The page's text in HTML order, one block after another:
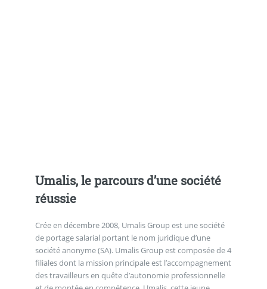
Umalis, le parcours d’une société
réussie
Crée en décembre 2008, Umalis Group est une société
de portage salarial portant le nom juridique d’une
société anonyme (SA). Umalis Group est composée de 4
filiales dont la mission principale est l’accompagnement
des travailleurs en quête d’autonomie professionnelle